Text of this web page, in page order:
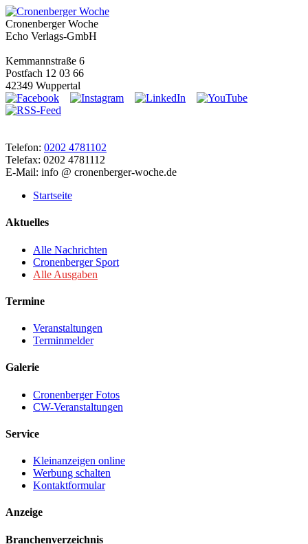
Cronenberger Woche
Echo Verlags-GmbH
Kemmannstraße 6
Postfach 12 03 66
42349 Wuppertal
Telefon: 0202 4781102
Telefax: 0202 4781112
E-Mail: info @ cronenberger-woche.de
Startseite
Aktuelles
Alle Nachrichten
Cronenberger Sport
Alle Ausgaben
Termine
Veranstaltungen
Terminmelder
Galerie
Cronenberger Fotos
CW-Veranstaltungen
Service
Kleinanzeigen online
Werbung schalten
Kontaktformular
Anzeige
Branchenverzeichnis